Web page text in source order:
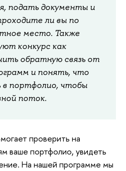
подать документы и
ли вы по
место. Также
конкурс как
обратную связь от
и понять, что
портфолио, чтобы
поток.
проверить на
ваше портфолио, увидеть
На нашей программе мы